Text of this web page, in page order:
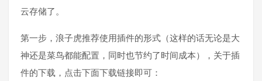
云存储了。
第一步，浪子虎推荐使用插件的形式（这样的话无论是大
神还是菜鸟都能配置，同时也节约了时间成本），关于插
件的下载，点击下面下载链接即可：